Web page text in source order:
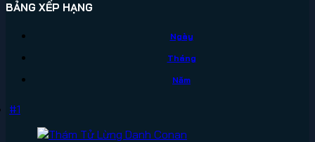
BẢNG XẾP HẠNG
Ngày
Tháng
Năm
#1